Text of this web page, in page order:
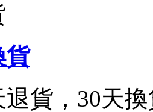
貨
退貨，30天